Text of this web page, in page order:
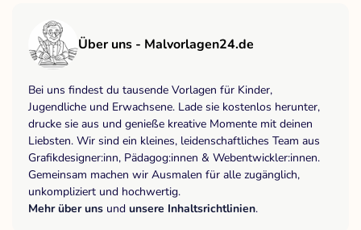
Über uns - Malvorlagen24.de
Bei uns findest du tausende Vorlagen für Kinder,
Jugendliche und Erwachsene. Lade sie kostenlos herunter,
drucke sie aus und genieße kreative Momente mit deinen
Liebsten. Wir sind ein kleines, leidenschaftliches Team aus
Grafikdesigner:inn, Pädagog:innen & Webentwickler:innen.
Gemeinsam machen wir Ausmalen für alle zugänglich,
unkompliziert und hochwertig.
Mehr über uns und unsere Inhaltsrichtlinien.